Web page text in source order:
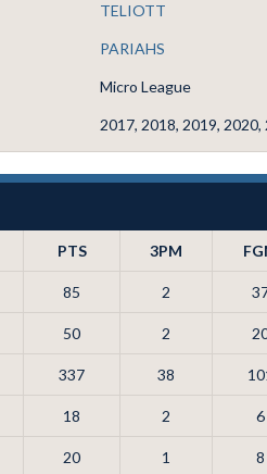
TELIOTT
PARIAHS
Micro League
2017, 2018, 2019,
PTS 3PM
85 2
50 2
337 38
18 2 6
20 1 8